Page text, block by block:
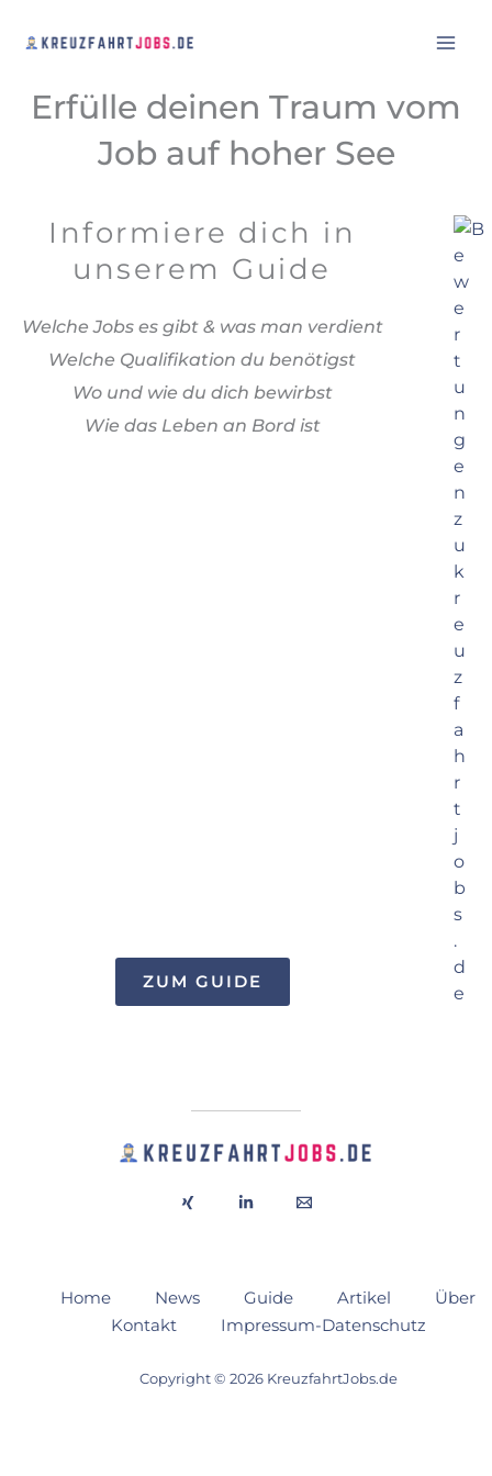
Inhalt
Erfülle deinen Traum vom
Job auf hoher See
Informiere dich in
unserem Guide
Welche Jobs es gibt & was man verdient
Welche Qualifikation du benötigst
Wo und wie du dich bewirbst
Wie das Leben an Bord ist
ZUM GUIDE
Home News Guide Artikel
Über
Kontakt
Impressum-Datenschutz
Copyright © 2026 KreuzfahrtJobs.de